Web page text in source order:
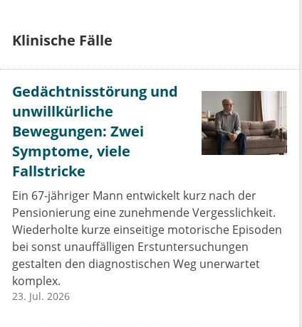
Klinische Fälle
Gedächtnisstörung und
unwillkürliche
Bewegungen: Zwei
Symptome, viele
Fallstricke
Ein 67-jähriger Mann entwickelt kurz nach der
Pensionierung eine zunehmende Vergesslichkeit.
Wiederholte kurze einseitige motorische Episoden
bei sonst unauffälligen Erstuntersuchungen
gestalten den diagnostischen Weg unerwartet
komplex.
23. Jul. 2026